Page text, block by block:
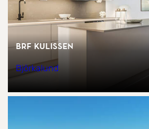
Brf Kulissen
Björkalund